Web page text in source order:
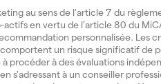
au sens de l'article 7 du
en vertu de l'article 80 du
personnalisée. Les
comportent un risque significatif de
procéder à des évaluations
s'adressant à un conseiller